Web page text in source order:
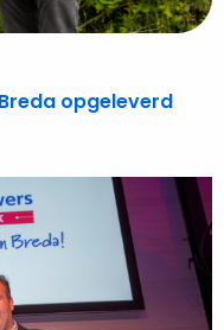
opgeleverd